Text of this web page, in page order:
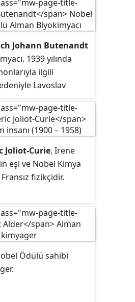
Johann Butenandt
1939 yılında
ilgili
Lavoslav
II. Dünya Savaşı
ancak savaştan
alabilmiştir.
Joliot-Curie, Irene
eşi ve Nobel Kimya
fizikçidir.
Ödülü sahibi